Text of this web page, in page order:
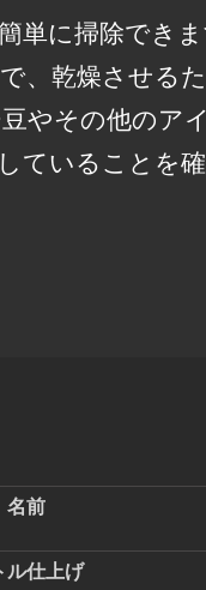
単に掃除でき
、乾燥させる
やその他のア
ていることを
名前
ル仕上げ